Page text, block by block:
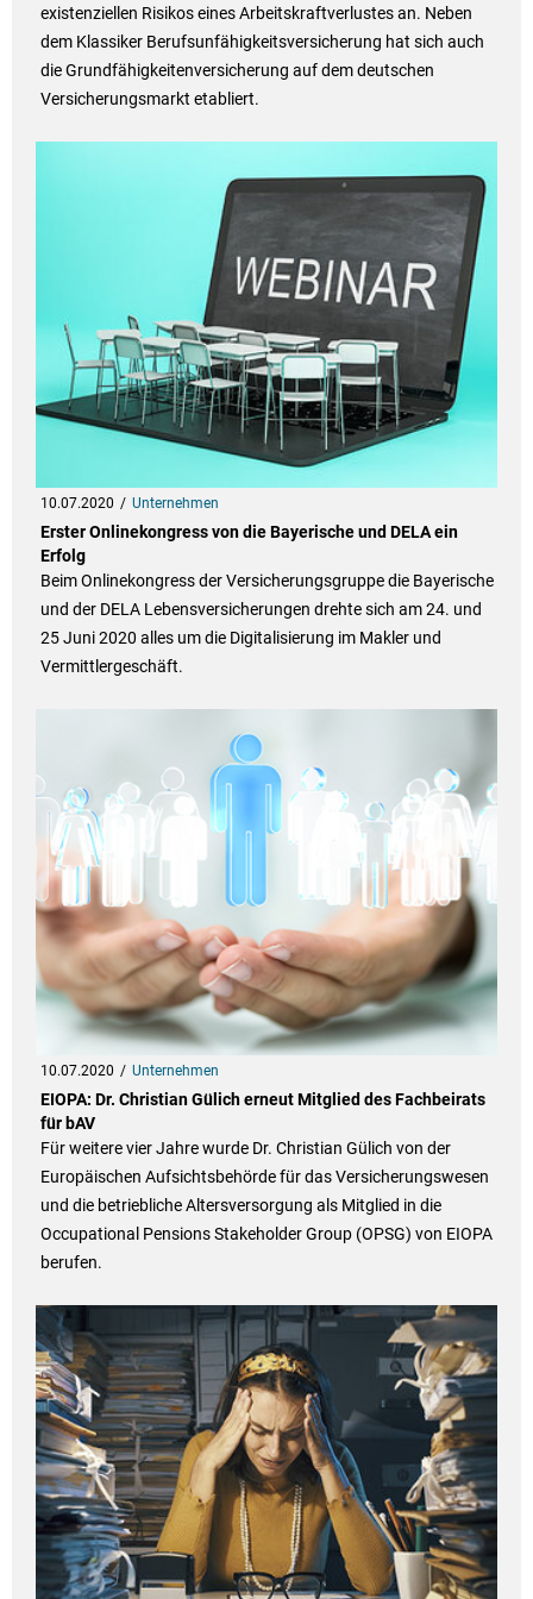
existenziellen Risikos eines Arbeitskraftverlustes an. Neben
dem Klassiker Berufsunfähigkeitsversicherung hat sich auch
die Grundfähigkeitenversicherung auf dem deutschen
Versicherungsmarkt etabliert.
10.07.2020 Unternehmen
Erster Onlinekongress von die Bayerische und DELA ein
Erfolg
Beim Onlinekongress der Versicherungsgruppe die Bayerische
und der DELA Lebensversicherungen drehte sich am 24. und
25 Juni 2020 alles um die Digitalisierung im Makler und
Vermittlergeschäft.
10.07.2020 Unternehmen
EIOPA: Dr. Christian Gülich erneut Mitglied des Fachbeirats
für bAV
Für weitere vier Jahre wurde Dr. Christian Gülich von der
Europäischen Aufsichtsbehörde für das Versicherungswesen
und die betriebliche Altersversorgung als Mitglied in die
Occupational Pensions Stakeholder Group (OPSG) von EIOPA
berufen.